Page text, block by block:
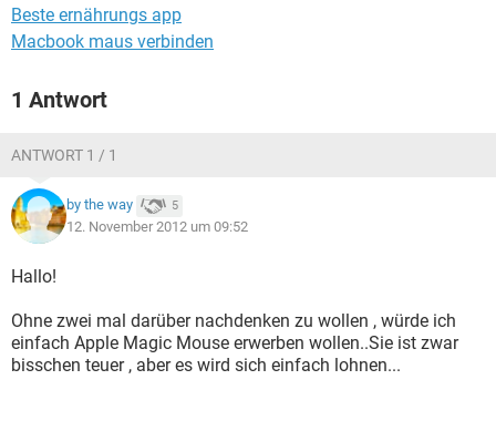
Beste ernährungs app
Macbook maus verbinden
1 Antwort
ANTWORT 1 / 1
by the way 5
12. November 2012 um 09:52
Hallo!
Ohne zwei mal darüber nachdenken zu wollen , würde ich
einfach Apple Magic Mouse erwerben wollen..Sie ist zwar
bisschen teuer , aber es wird sich einfach lohnen...